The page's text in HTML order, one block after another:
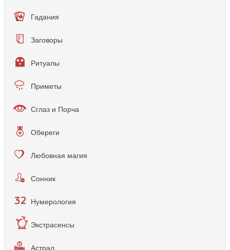
Гадания
Заговоры
Ритуалы
Приметы
Сглаз и Порча
Обереги
Любовная магия
Сонник
Нумерология
Экстрасенсы
Астрал